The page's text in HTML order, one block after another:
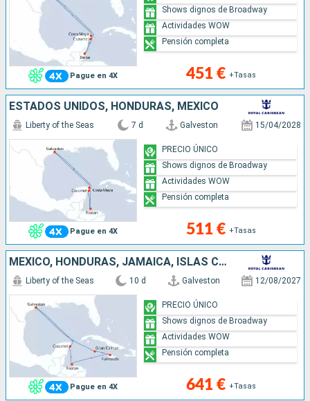
Pague en 4X 451 € +Tasas
Shows dignos de Broadway
Actividades WOW
Pensión completa
ESTADOS UNIDOS, HONDURAS, MÉXICO
Pague en 4X
Liberty of the Seas 7 d Galveston 15/04/2028
511 € +Tasas
PRECIO ÚNICO
Shows dignos de Broadway
Actividades WOW
Pensión completa
MÉXICO, HONDURAS, JAMAICA, ISLAS CAIMÁN, ESTADOS UNIDOS
Pague en 4X
Liberty of the Seas 10 d Galveston 12/08/2027
641 € +Tasas
PRECIO ÚNICO
Shows dignos de Broadway
Actividades WOW
Pensión completa